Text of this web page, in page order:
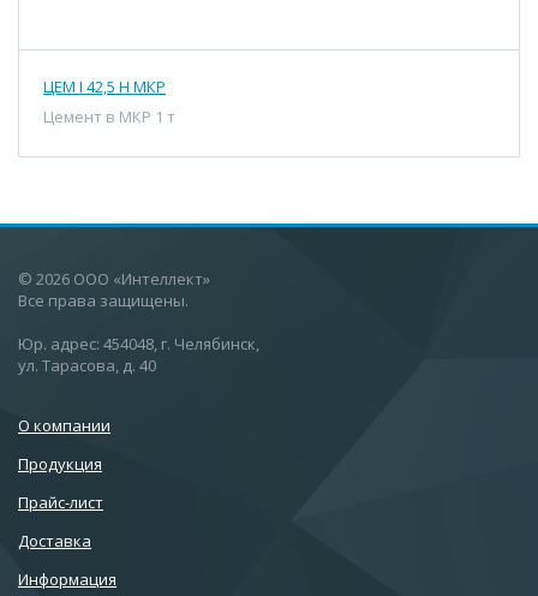
ЦЕМ I 42,5 Н МКР
Цемент в МКР 1 т
© 2026 ООО «Интеллект»
Все права защищены.
Юр. адрес: 454048, г. Челябинск,
ул. Тарасова, д. 40
О компании
Продукция
Прайс-лист
Доставка
Информация